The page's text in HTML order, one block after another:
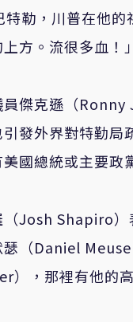
特勒，川普在他
方。流很多血！」
傑克遜（
發外界對特勤
國總統或主要政
Josh Shapiro）
（Daniel
），那裡有他的